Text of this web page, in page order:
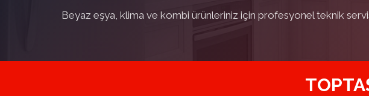
Beyaz eşya, klima ve kombi ürünleriniz için profesyonel teknik